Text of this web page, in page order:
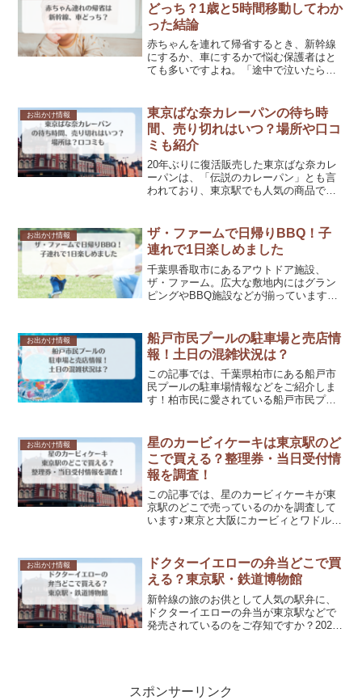
どっち？1歳と5時間移動してわか
った結論
赤ちゃんを連れて帰省するとき、新幹線
にするか、車にするかで悩む保護者はと
ても多いですよね。「途中で泣いたらど
ら不安でいっぱいになる気持ち、私も何
度も経験してきました。赤...
お出かけ情報
東京ばな奈カレーパンの待ち時
間、売り切れはいつ？場所や口コ
ミも紹介
20年ぶりに復活販売した東京ばな奈カレ
ーパンは、「伝説のカレーパン」とも言
われており、東京駅でも人気の商品で
う方も多いですよね！そこで、東京ばな
奈カレーパンの購入までの...
お出かけ情報
ザ・ファームで日帰りBBQ！子
連れで1日楽しめました
千葉県香取市にあるアウトドア施設、
ザ・ファーム。広大な敷地内にはグラン
ピングやBBQ施設などが揃っています
この記事ではザ・ファームを日帰りで満
喫！子連れ向けおすすめプラ...
お出かけ情報
船戸市民プールの駐車場と売店情
報！土日の混雑状況は？
この記事では、千葉県柏市にある船戸市
民プールの駐車場情報などをご紹介しま
す！柏市民に愛されている船戸市民プー
に知っておきたい駐車場の場所や売店情
報などを写真付きでお伝え...
お出かけ情報
星のカービィケーキは東京駅のど
こで買える？整理券・当日受付情
報を調査！
この記事では、星のカービィケーキが東
京駅のどこで売っているのかを調査して
います♪東京と大阪にカービィとワドルデ
PETITが登場！またたく間にSNSで話題
になり「行きたい！...
お出かけ情報
ドクターイエローの弁当どこで買
える？東京駅・鉄道博物館
新幹線の旅のお供として人気の駅弁に、
ドクターイエローの弁当が東京駅などで
発売されているのをご存知ですか？2025
スポンサーリンク